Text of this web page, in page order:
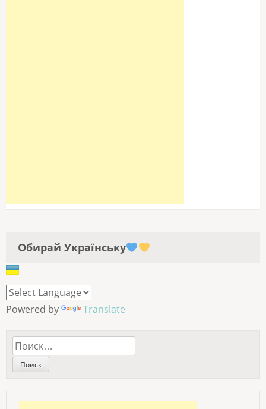
Обирай Українську
Powered by Translate
Найти: